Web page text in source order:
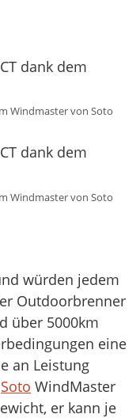
Windmaster von Soto
Windmaster von Soto
würden jedem
Outdoorbrenner
über 5000km
eine
an Leistung
Soto WindMaster
er kann je